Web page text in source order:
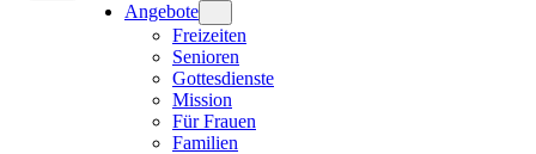
Angebote
Freizeiten
Senioren
Gottesdienste
Mission
Für Frauen
Familien